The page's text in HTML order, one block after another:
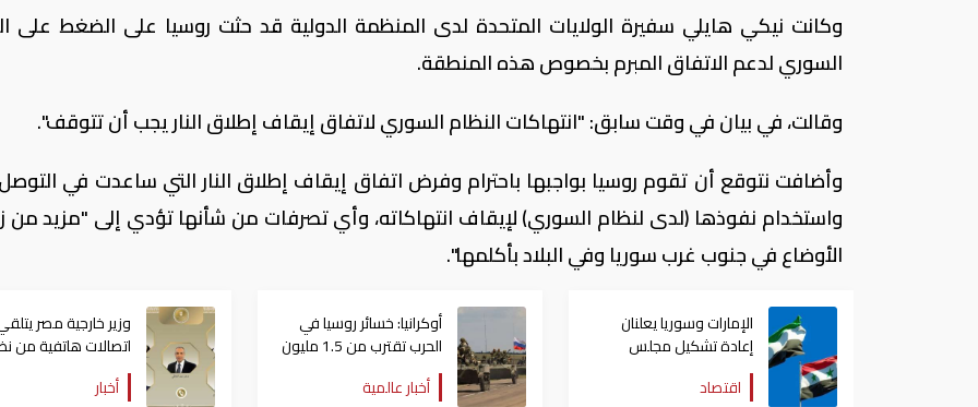
وكانت نيكي هايلي سفيرة الولايات المتحدة لدى المنظمة الدولية قد حثت روسيا على الضغط على
السوري لدعم الاتفاق المبرم بخصوص هذه المنطقة.
وقالت، في بيان في وقت سابق: "انتهاكات النظام السوري لاتفاق إيقاف إطلاق النار يجب أن تتوقف".
وأضافت نتوقع أن تقوم روسيا بواجبها باحترام وفرض اتفاق إيقاف إطلاق النار التي ساعدت في التوصل
واستخدام نفوذها (لدى لنظام السوري) لإيقاف انتهاكاته، وأي تصرفات من شأنها تؤدي إلى "مزيد من
الأوضاع في جنوب غرب سوريا وفي البلاد بأكلمها".
الإمارات وسوريا يعلنان
إعادة تشكيل مجلس
الأعمال بينهما
اقتصاد
أوكرانيا: خسائر روسيا في
الحرب تقترب من 1.5 مليون
عسكري
أخبار عالمية
وزير خارجية مصر
اتصالات هاتفية من
بالإمارات والسعودية
والأردن والكويت
أخبار